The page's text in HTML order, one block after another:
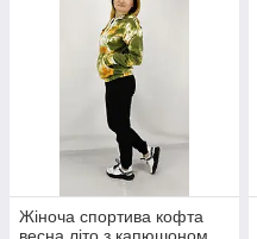
Жіноча спортива кофта
весна літо з капюшоном